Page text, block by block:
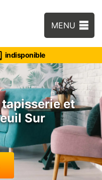
MENU
indisponible
et
Sur